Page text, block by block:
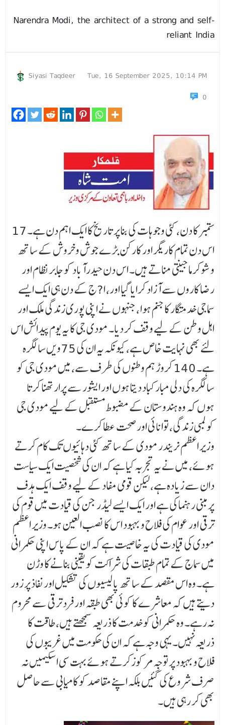
Narendra Modi, the architect of a strong and self-
reliant India
Siyasi Taqdeer
Tue, 16 September 2025, 10:14 PM
0
17 ستمبر کا دن، کئی وجوہات کی بنا پر تاریخ کا ایک اہم دن ہے۔
اس دن تمام کاریگر اور کارکن بڑے جوش وخروش کے ساتھ
وشوکرما جینتی مناتے ہیں۔ اس دن حیدرآباد کو جابر نظام اور
رضا کاروں سے آزاد کرایا گیا اور، ا?ج کے دن ہی ایک ایسے
سماجی خدمتگار کا جنم ہوا ،جنہوں نے اپنی پوری زندگی ملک اور
اہل وطن کے لیے وقف کر دیا۔ مودی جی کا یہ یوم پیدائش اس
لئے بھی نہایت خاص ہے، کیونکہ یہ ان کی 75ویں سالگرہ
ہے۔ 140 کروڑ ہم وطنوں کی طرف سے، میں مودی جی کو
سالگرہ کی دلی مبارکباد دیتا ہوں اور ایشور سے پرارتھنا کرتا
ہوں کہ وہ ہندوستان کے مضبوط مستقبل کے لیے مودی جی
کو لمبی زندگی، توانائی اور صحت عطا کرے۔
وزیر اعظم نریندر مودی کے ساتھ کئی دہائیوں تک کام کرتے
ہوئے، میں نے یہ تجربہ کیا ہے کہ ان کی شخصیت ایک سیاست
دان سے زیادہ ہے، لیکن قومی مفاد کے لیے وقف ایک ہدف
پر مبنی رہنما کی ہے اور ایک ایسے لیڈر جن کی قیادت میں قوم کی
ترقی اور عوام کی فلاح و بہبود اس کا نصب العین ہو۔ وزیر اعظم
مودی کی قیادت کی یہ خاصیت ہے کہ ان کے پاس اپنی حکمرانی
میں سماج کے تمام طبقات کی شراکت کو یقینی بنانے کا وڑن
ہے۔ وہ اس مقصد کے ساتھ پالیسیوں کی تشکیل اور نفاذ پر زور
دیتے ہیں کہ معاشرے کا کوئی بھی طبقہ اور فرد ترقی سے محروم
نہ رہے۔ وہ حکمرانی کو خدمت کا ذریعہ سمجھتے ہیں، طاقت کا
ذریعہ نہیں۔ یہی وجہ ہے کہ ان کی حکومت میں غریبوں کی
فلاح و بہبود پر توجہ مرکوزکرتے ہوئے بہت سی اسکیمیں نہ
صرف شروع کی گئیں بلکہ اپنے مقاصد کو کامیابی سے حاصل
بھی کر رہی ہیں۔